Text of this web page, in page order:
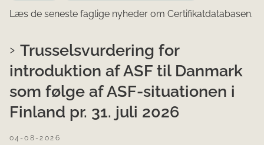
Læs de seneste faglige nyheder om Certifikatdatabasen.
Trusselsvurdering for
introduktion af ASF til Danmark
som følge af ASF-situationen i
Finland pr. 31. juli 2026
04-08-2026